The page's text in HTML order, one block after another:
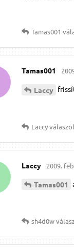
Tamas001
Tamas001
Laccy
Laccy
Laccy 2009.
Tamas001
sh4d0w